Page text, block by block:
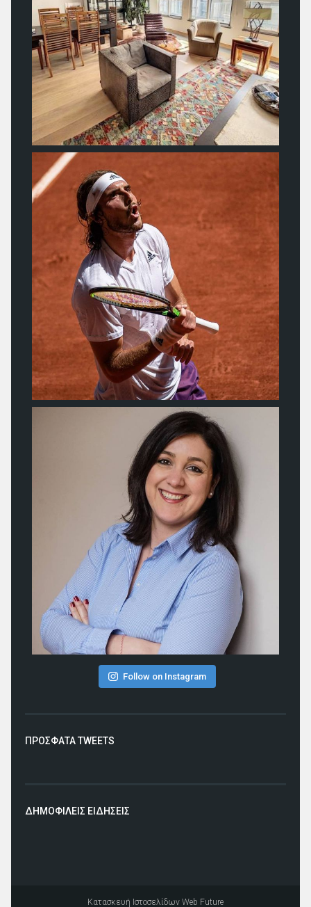
Follow on Instagram
ΠΡΟΣΦΑΤΑ TWEETS
ΔΗΜΟΦΙΛΕΙΣ ΕΙΔΗΣΕΙΣ
Κατασκευή Ιστοσελίδων Web Future